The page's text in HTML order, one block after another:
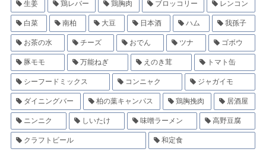
生姜 鶏レバー 鶏胸肉 ブロッコリー レンコン
白菜 南柏 大豆 日本酒 ハム 我孫子
お茶の水 チーズ おでん ツナ ゴボウ
豚モモ 万能ねぎ えのき茸 トマト缶
シーフードミックス コンニャク ジャガイモ
ダイニングバー 柏の葉キャンパス 鶏胸挽肉 居酒屋
ニンニク しいたけ 味噌ラーメン 高野豆腐
クラフトビール 和定食